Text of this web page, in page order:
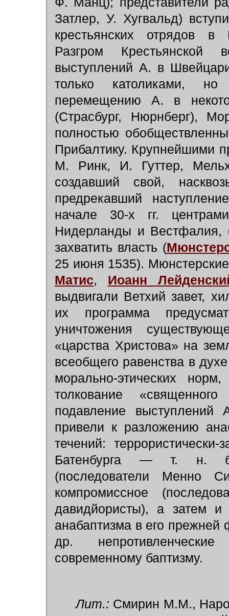
Затлер, У. Хугвальд)
крестьянских отрядов в
Разгром
выступлений А. в
только католиками,
перемещению А. в
(Страсбург, Нюрнберг),
полностью
Прибалтику. Крупнейшими
М. Ринк, И. Гуттер,
создавший свой,
предрекавший
начале 30-х гг.
Нидерланды и Вестфалия,
захватить власть (
25 июня 1535).
Матис, Иоанн
выдвигали Ветхий завет,
их программа
уничтожения
«царства Христова» на
всеобщего равенства в
морально-этических
толкование
подавление
привели к разложению
течений:
Батенбурга — т. н.
(последователи
компромиссное
давидйористы), а затем
анабаптизма в его
др.
современному баптизму.
Лит.: Смирин М.М.,